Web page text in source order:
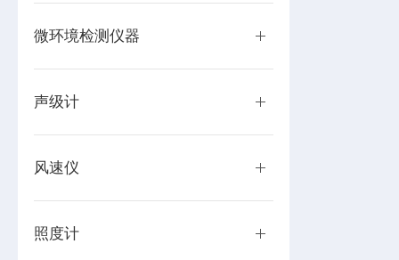
微环境检测仪器
声级计
风速仪
照度计